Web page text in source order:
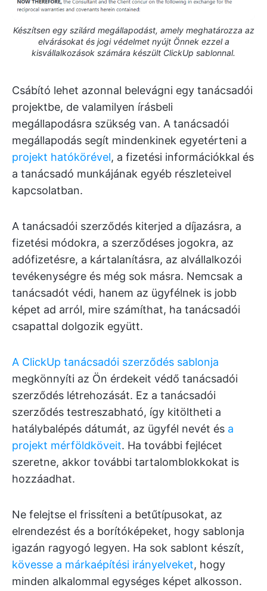
Készítsen egy szilárd megállapodást, amely meghatározza az
elvárásokat és jogi védelmet nyújt Önnek ezzel a
kisvállalkozások számára készült ClickUp sablonnal.
Csábító lehet azonnal belevágni egy tanácsadói
projektbe, de valamilyen írásbeli
megállapodásra szükség van. A tanácsadói
megállapodás segít mindenkinek egyetérteni a
projekt hatókörével, a fizetési információkkal és
a tanácsadó munkájának egyéb részleteivel
kapcsolatban.
A tanácsadói szerződés kiterjed a díjazásra, a
fizetési módokra, a szerződéses jogokra, az
adófizetésre, a kártalanításra, az alvállalkozói
tevékenységre és még sok másra. Nemcsak a
tanácsadót védi, hanem az ügyfélnek is jobb
képet ad arról, mire számíthat, ha tanácsadói
csapattal dolgozik együtt.
A ClickUp tanácsadói szerződés sablonja
megkönnyíti az Ön érdekeit védő tanácsadói
szerződés létrehozását. Ez a tanácsadói
szerződés testreszabható, így kitöltheti a
hatálybalépés dátumát, az ügyfél nevét és a
projekt mérföldköveit. Ha további fejlécet
szeretne, akkor további tartalomblokkokat is
hozzáadhat.
Ne felejtse el frissíteni a betűtípusokat, az
elrendezést és a borítóképeket, hogy sablonja
igazán ragyogó legyen. Ha sok sablont készít,
kövesse a márkaépítési irányelveket, hogy
minden alkalommal egységes képet alkosson.